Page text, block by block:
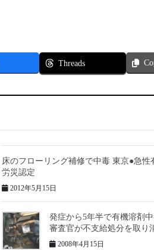
Threads
床のフローリング補修で中毒 東京●急性
労災認定
2012年5月15日
発症から5年半で有機溶剤
審査官が不支給処分を取り
2008年4月15日